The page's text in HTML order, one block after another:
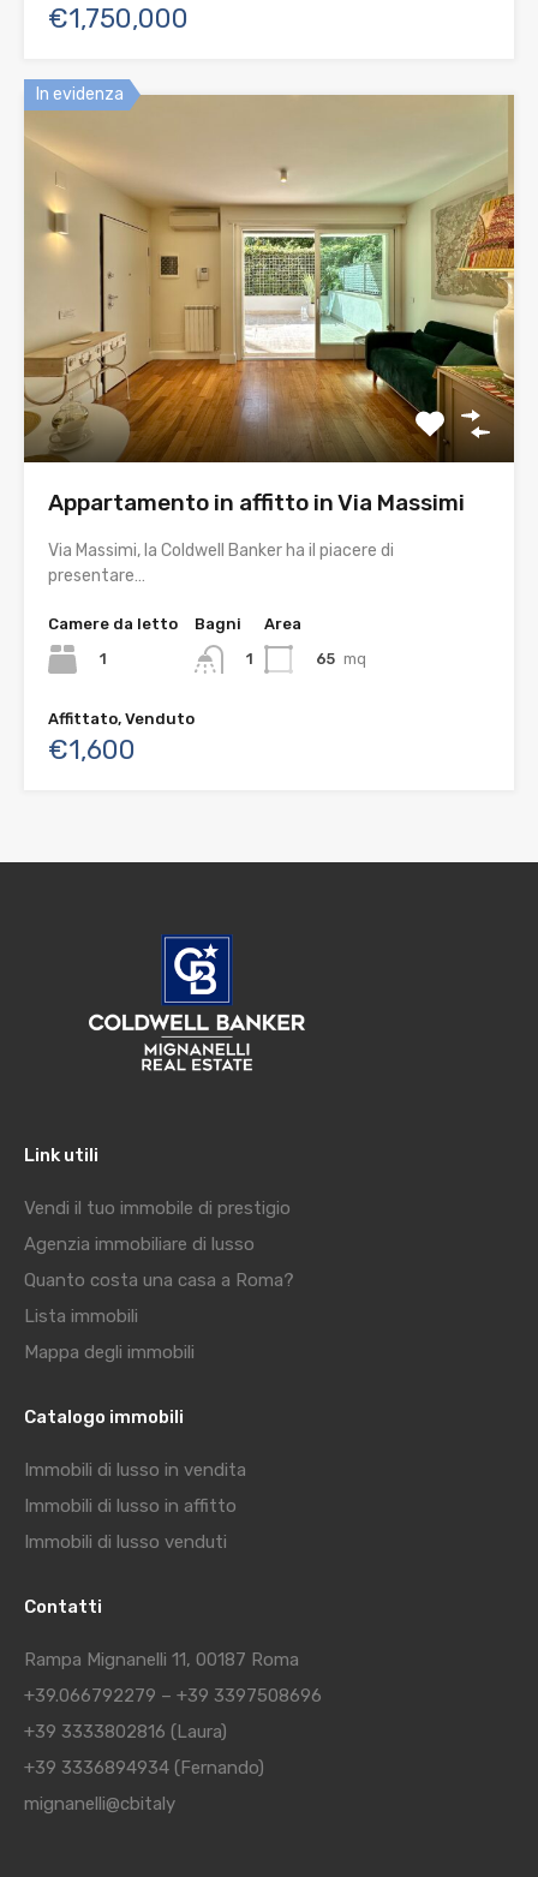
€1,750,000
In evidenza
Appartamento in affitto in Via Massimi
Via Massimi, la Coldwell Banker ha il piacere di
presentare…
Camere da letto
1
Bagni
1
Area
65 mq
Affittato, Venduto
€1,600
Link utili
Vendi il tuo immobile di prestigio
Agenzia immobiliare di lusso
Quanto costa una casa a Roma?
Lista immobili
Mappa degli immobili
Catalogo immobili
Immobili di lusso in vendita
Immobili di lusso in affitto
Immobili di lusso venduti
Contatti
Rampa Mignanelli 11, 00187 Roma
+39.066792279 – +39 3397508696
+39 3333802816 (Laura)
+39 3336894934 (Fernando)
mignanelli@cbitaly